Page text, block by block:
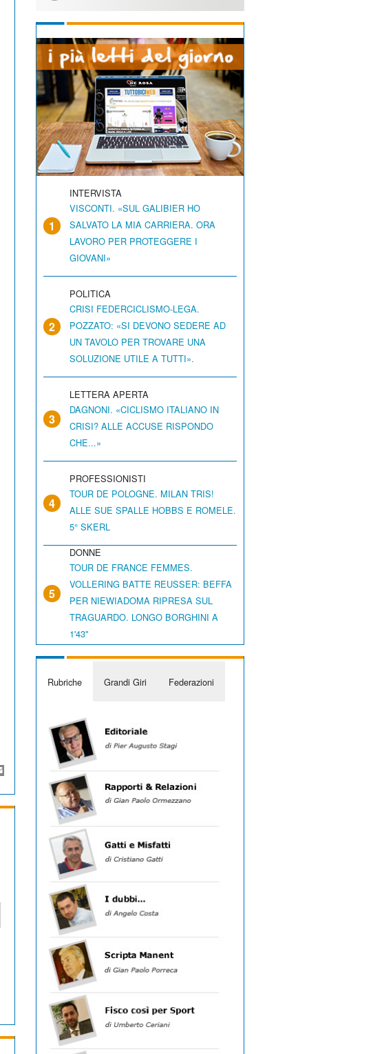
1
INTERVISTA
VISCONTI. «SUL GALIBIER HO
SALVATO LA MIA CARRIERA. ORA
LAVORO PER PROTEGGERE I
GIOVANI»
2
POLITICA
CRISI FEDERCICLISMO-LEGA.
POZZATO: «SI DEVONO SEDERE AD
UN TAVOLO PER TROVARE UNA
SOLUZIONE UTILE A TUTTI».
3
LETTERA APERTA
DAGNONI. «CICLISMO ITALIANO IN
CRISI? ALLE ACCUSE RISPONDO
CHE...»
4
PROFESSIONISTI
TOUR DE POLOGNE. MILAN TRIS!
ALLE SUE SPALLE HOBBS E ROMELE.
5° SKERL
5
DONNE
TOUR DE FRANCE FEMMES.
VOLLERING BATTE REUSSER: BEFFA
PER NIEWIADOMA RIPRESA SUL
TRAGUARDO. LONGO BORGHINI A
1'43"
Rubriche Grandi Giri Federazioni